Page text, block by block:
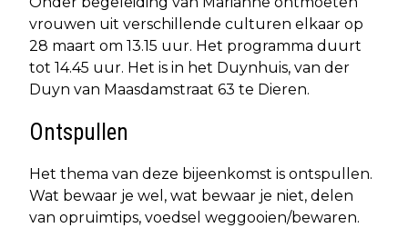
vrouwen uit verschillende culturen elkaar op
28 maart om 13.15 uur. Het programma duurt
tot 14.45 uur. Het is in het Duynhuis, van der
Duyn van Maasdamstraat 63 te Dieren.
Ontspullen
Het thema van deze bijeenkomst is ontspullen.
Wat bewaar je wel, wat bewaar je niet, delen
van opruimtips, voedsel weggooien/bewaren.